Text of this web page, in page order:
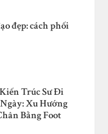
đẹp: cách phối
Trúc Sư Đi
Xu Hướng
Bằng Foot